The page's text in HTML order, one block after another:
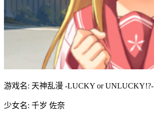
游戏名: 天神乱漫 -LUCKY or UNLUCKY!?-
少女名: 千岁 佐奈